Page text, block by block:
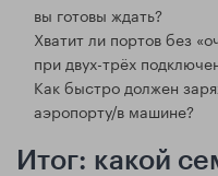
вы готовы ждать?
Хватит ли портов без
при двух-трёх
Как быстро должен
аэропорту/в машине?
Итог: какой